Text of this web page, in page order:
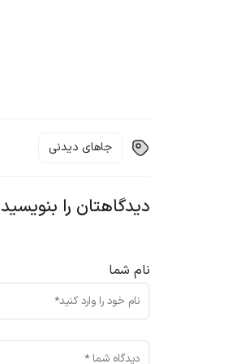
جاهای دیدنی
دیدگاهتان را بنویسید
نام شما